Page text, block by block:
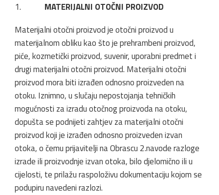
1. MATERIJALNI OTOČNI PROIZVOD
Materijalni otočni proizvod je otočni proizvod u
materijalnom obliku kao što je prehrambeni proizvod,
piće, kozmetički proizvod, suvenir, uporabni predmet i
drugi materijalni otočni proizvod. Materijalni otočni
proizvod mora biti izrađen odnosno proizveden na
otoku. Iznimno, u slučaju nepostojanja tehničkih
mogućnosti za izradu otočnog proizvoda na otoku,
dopušta se podnijeti zahtjev za materijalni otočni
proizvod koji je izrađen odnosno proizveden izvan
otoka, o čemu prijavitelji na Obrascu 2.navode razloge
izrade ili proizvodnje izvan otoka, bilo djelomično ili u
cijelosti, te prilažu raspoloživu dokumentaciju kojom se
podupiru navedeni razlozi.